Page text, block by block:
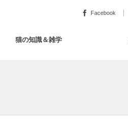
Facebook
猫の知識＆雑学